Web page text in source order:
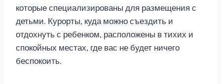
которые специализированы для размещения с
детьми. Курорты, куда можно съездить и
отдохнуть с ребенком, расположены в тихих и
спокойных местах, где вас не будет ничего
беспокоить.